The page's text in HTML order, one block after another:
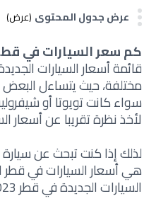
عرض جدول المحتوى (عرض)
كم سعر السيارات في
مختلفة، حيث يتساءل
سواء كانت تويوتا أو
لأخذ نظرة تقريبا عن أسعار
لذلك إذا كنت تبحث عن
هي أسعار السيارات في قطر
السيارات الجديدة في قطر 2023 - 2024.